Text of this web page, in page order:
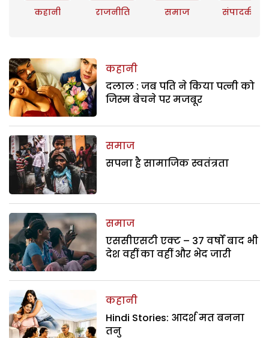
कहानी राजनीति समाज संपादकीय
कहानी
दलाल : जब पति ने किया पत्नी को
जिस्म बेचने पर मजबूर
समाज
सपना है सामाजिक स्वतंत्रता
समाज
एससीएसटी एक्ट – 37 वर्षों बाद भी
देश वहीं का वहीं और भेद जारी
कहानी
Hindi Stories: आदर्श मत बनना
तनु